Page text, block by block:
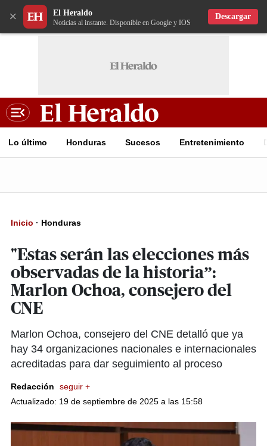
× El Heraldo
Noticias al instante. Disponible en Google y IOS
Descargar
Lo último Honduras Sucesos Entretenimiento
Inicio · Honduras
"Estas serán las elecciones más
observadas de la historia”:
Marlon Ochoa, consejero del
CNE
Marlon Ochoa, consejero del CNE detalló que ya
hay 34 organizaciones nacionales e internacionales
acreditadas para dar seguimiento al proceso
Redacción
seguir +
Actualizado: 19 de septiembre de 2025 a las 15:58